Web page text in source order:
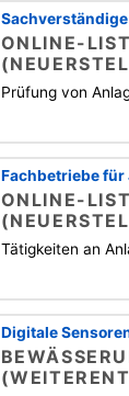
ONLINE-
Prüfung von
Fachbetriebe für
ONLINE-
Tätigkeiten an
Digitale